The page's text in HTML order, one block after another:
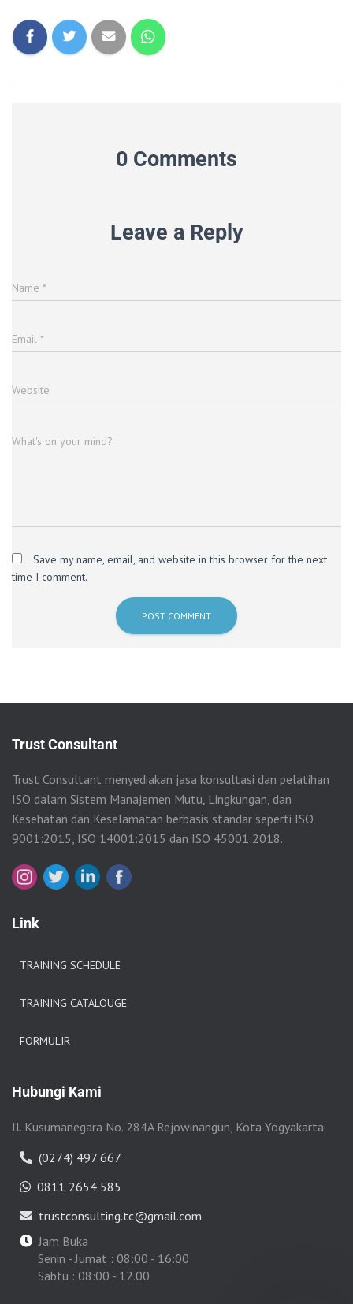
0 Comments
Leave a Reply
Name *
Email *
Website
What's on your mind?
Save my name, email, and website in this browser for the next
time I comment.
Trust Consultant
Trust Consultant menyediakan jasa konsultasi dan pelatihan
ISO dalam Sistem Manajemen Mutu, Lingkungan, dan
Kesehatan dan Keselamatan berbasis standar seperti ISO
9001:2015, ISO 14001:2015 dan ISO 45001:2018.
Link
TRAINING SCHEDULE
TRAINING CATALOUGE
FORMULIR
Hubungi Kami
Jl. Kusumanegara No. 284A Rejowinangun, Kota Yogyakarta
(0274) 497 667
0811 2654 585
trustconsulting.tc@gmail.com
Jam Buka
Senin - Jumat : 08:00 - 16:00
Sabtu : 08:00 - 12.00